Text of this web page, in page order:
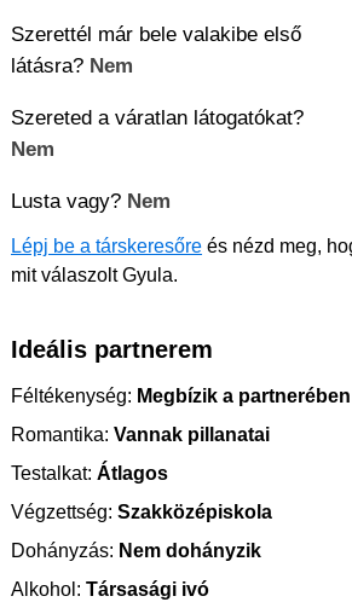
Szerettél már bele valakibe első
látásra? Nem
Szereted a váratlan látogatókat?
Nem
Lusta vagy? Nem
Lépj be a társkeresőre és nézd meg,
mit válaszolt Gyula.
Ideális partnerem
Féltékenység: Megbízik a partnerében
Romantika: Vannak pillanatai
Testalkat: Átlagos
Végzettség: Szakközépiskola
Dohányzás: Nem dohányzik
Alkohol: Társasági ivó